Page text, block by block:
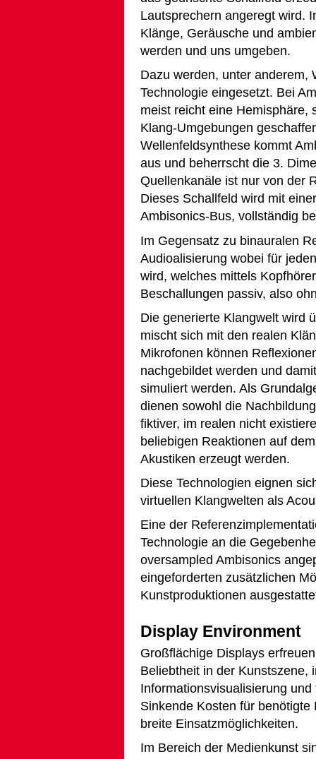
Lautsprechern angeregt wird.
Klänge, Geräusche und
werden und uns umgeben.
Dazu werden, unter anderem,
Technologie eingesetzt. Bei
meist reicht eine Hemisphäre,
Klang-Umgebungen
Wellenfeldsynthese kommt
aus und beherrscht die 3.
Quellenkanäle ist nur von der
Dieses Schallfeld wird mit
Ambisonics-Bus, vollständig
Im Gegensatz zu binauralen
Audioalisierung wobei für
wird, welches mittels
Beschallungen passiv, also
Die generierte Klangwelt wird
mischt sich mit den realen
Mikrofonen können
nachgebildet werden und
simuliert werden. Als
dienen sowohl die
fiktiver, im realen nicht
beliebigen Reaktionen auf
Akustiken erzeugt werden.
Diese Technologien eignen
virtuellen Klangwelten als
Eine der
Technologie an die
oversampled Ambisonics
eingeforderten zusätzlichen
Kunstproduktionen
Display Environment
Großflächige Displays
Beliebtheit in der Kunstszene,
Informationsvisualisierung
Sinkende Kosten für
breite Einsatzmöglichkeiten.
Im Bereich der Medienkunst